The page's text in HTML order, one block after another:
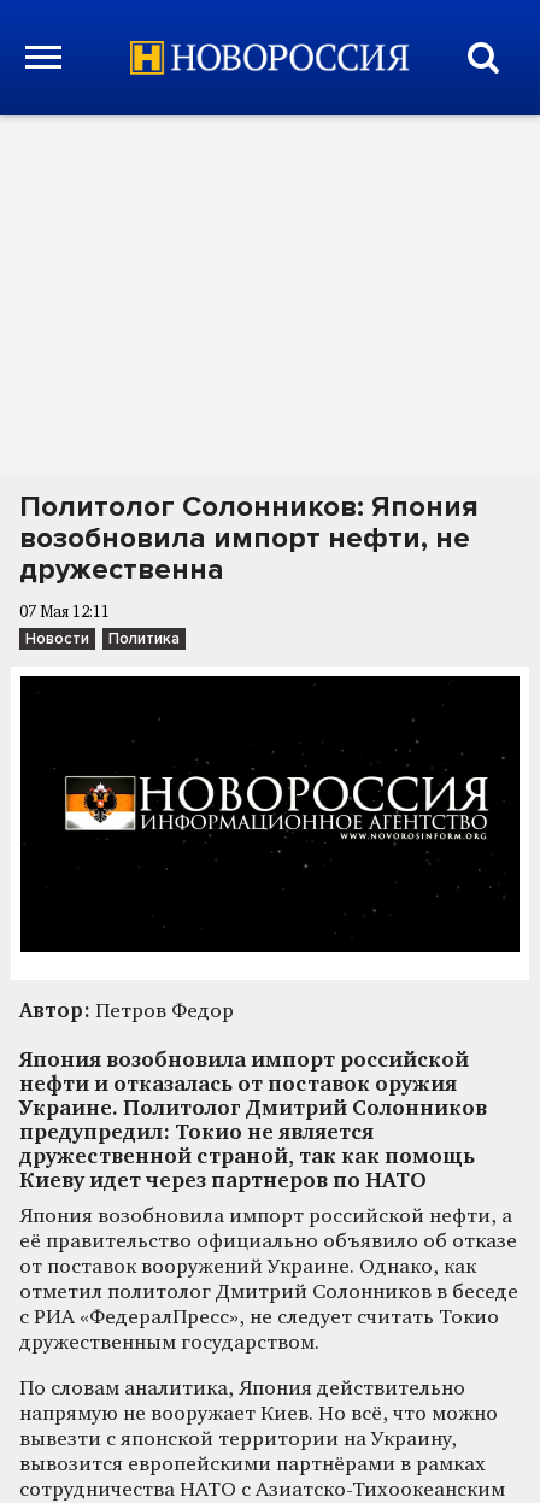
Политолог Солонников: Япония
возобновила импорт нефти, не
дружественна
07 Мая 12:11
Новости Политика
Автор: Петров Федор
Япония возобновила импорт российской
нефти и отказалась от поставок оружия
Украине. Политолог Дмитрий Солонников
предупредил: Токио не является
дружественной страной, так как помощь
Киеву идет через партнеров по НАТО
Япония возобновила импорт российской нефти, а
её правительство официально объявило об отказе
от поставок вооружений Украине. Однако, как
отметил политолог Дмитрий Солонников в беседе
с РИА «ФедералПресс», не следует считать Токио
дружественным государством.
По словам аналитика, Япония действительно
напрямую не вооружает Киев. Но всё, что можно
вывезти с японской территории на Украину,
вывозится европейскими партнёрами в рамках
сотрудничества НАТО с Азиатско-Тихоокеанским